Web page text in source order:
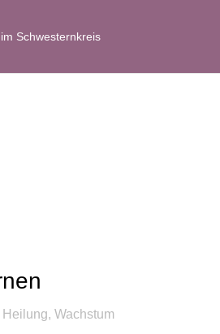
Schwesternkreis
Heilung, Wachstum